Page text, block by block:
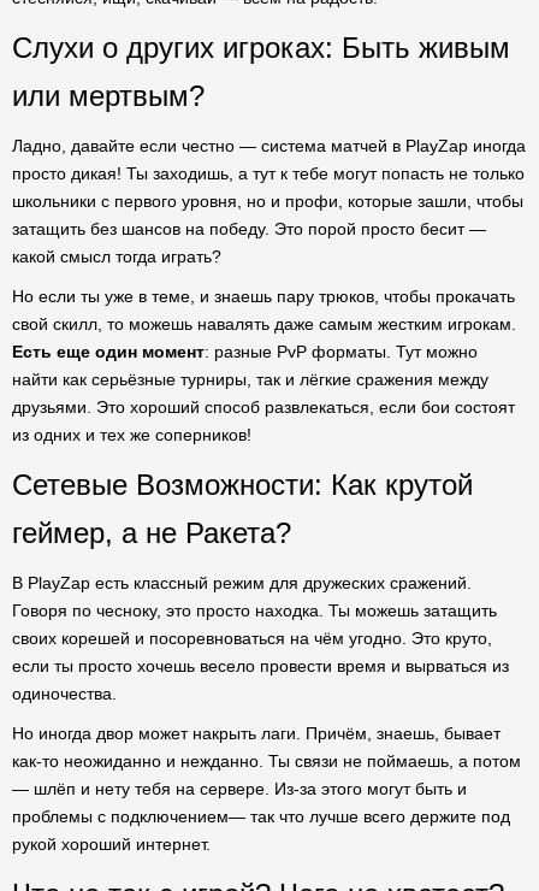
Слухи о других игроках: Быть живым
или мертвым?
Ладно, давайте если честно — система матчей в PlayZap иногда
просто дикая! Ты заходишь, а тут к тебе могут попасть не только
школьники с первого уровня, но и профи, которые зашли, чтобы
затащить без шансов на победу. Это порой просто бесит —
какой смысл тогда играть?
Но если ты уже в теме, и знаешь пару трюков, чтобы прокачать
свой скилл, то можешь навалять даже самым жестким игрокам.
Есть еще один момент: разные PvP форматы. Тут можно
найти как серьёзные турниры, так и лёгкие сражения между
друзьями. Это хороший способ развлекаться, если бои состоят
из одних и тех же соперников!
Сетевые Возможности: Как крутой
геймер, а не Ракета?
В PlayZap есть классный режим для дружеских сражений.
Говоря по чесноку, это просто находка. Ты можешь затащить
своих корешей и посоревноваться на чём угодно. Это круто,
если ты просто хочешь весело провести время и вырваться из
одиночества.
Но иногда двор может накрыть лаги. Причём, знаешь, бывает
как-то неожиданно и нежданно. Ты связи не поймаешь, а потом
— шлёп и нету тебя на сервере. Из-за этого могут быть и
проблемы с подключением— так что лучше всего держите под
рукой хороший интернет.